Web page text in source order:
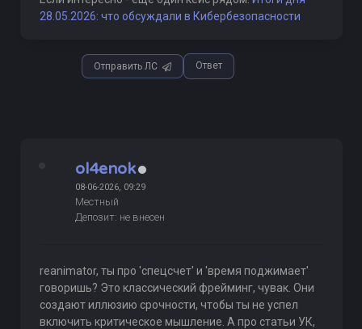
28.05.2026: что обсуждали в Кибербезопасности
Отправить ЛС Ответ
ol4enok
08-06-2026, 09:29
Местный
Депозит: не внесен
reanimator, ты про 'спецсчет' и 'время поджимает'
говоришь? Это классический фрейминг, чувак. Они
создают иллюзию срочности, чтобы ты не успел
включить критическое мышление. А про статьи УК,